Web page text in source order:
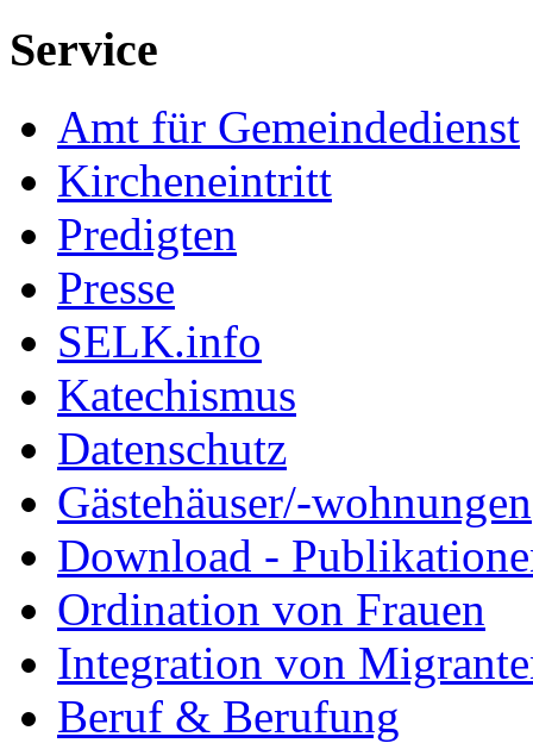
Service
Amt für Gemeindedienst
Kircheneintritt
Predigten
Presse
SELK.info
Katechismus
Datenschutz
Gästehäuser/-wohnungen
Download -
Ordination von Frauen
Integration von
Beruf & Berufung